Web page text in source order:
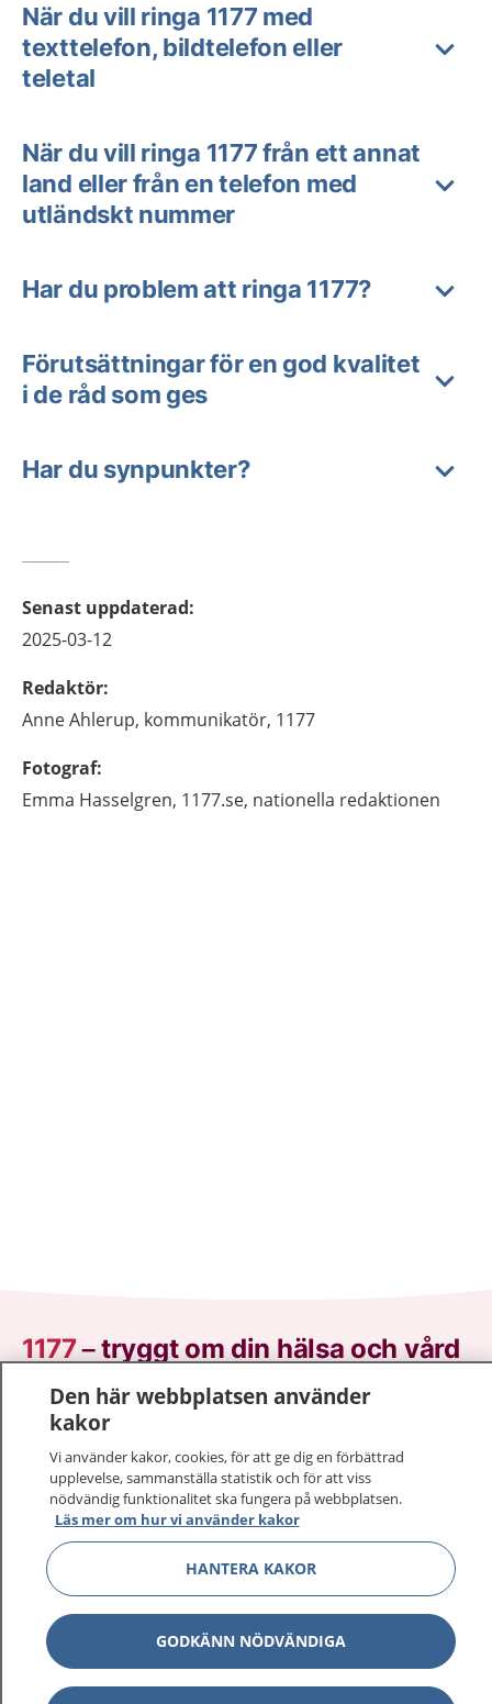
När du vill ringa 1177 med
texttelefon, bildtelefon eller
teletal
När du vill ringa 1177 från ett annat
land eller från en telefon med
utländskt nummer
Har du problem att ringa 1177?
Förutsättningar för en god kvalitet
i de råd som ges
Har du synpunkter?
Senast uppdaterad:
2025-03-12
Redaktör:
AnneAhlerup, kommunikatör, 1177
Fotograf:
Emma Hasselgren, 1177.se, nationella redaktionen
1177–tryggt om din hälsa och vård
På 1177.se får du råd om hälsa och information om
sjukdomar och vilka mottagningar du kan kontakta.
Logga in för att läsa din journal och göra dina
vårdärenden. Ring telefonnummer 1177 för
sjukvårdsrådgivning dygnet runt.
1177 ger dig råd när du vill må bättre.
Visa
Den här webbplatsen använder
kakor
Vi använder kakor, cookies, för att ge dig en förbättrad
upplevelse, sammanställa statistik och för att viss
nödvändig funktionalitet ska fungera på webbplatsen.
Läs mer om hur vi använder kakor
HANTERA KAKOR
GODKÄNN NÖDVÄNDIGA